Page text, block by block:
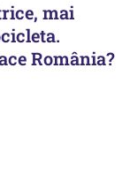
mai
România?